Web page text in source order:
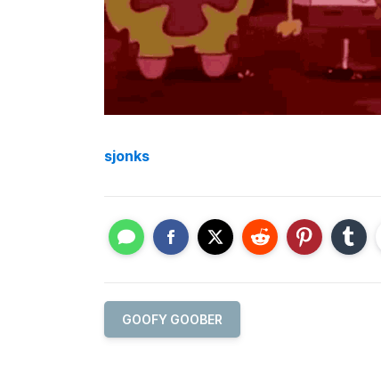
sjonks
GOOFY GOOBER